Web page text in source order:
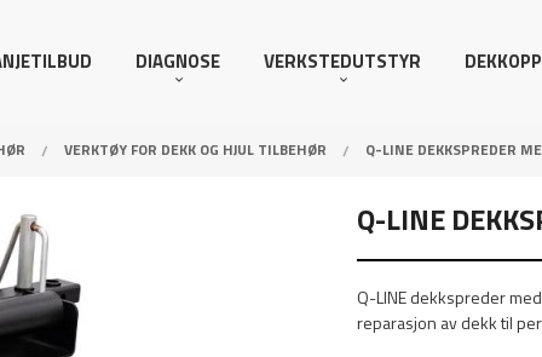
DIAGNOSE VERKSTEDUTSTYR
VERKTØY FOR DEKK OG HJUL TILBEHØR Q-LINE DEKKSPREDER
Q-LINE
Q-LINE dekkspreder
reparasjon av dekk til